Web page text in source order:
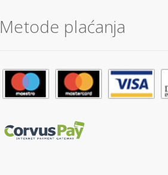
Metode plaćanja